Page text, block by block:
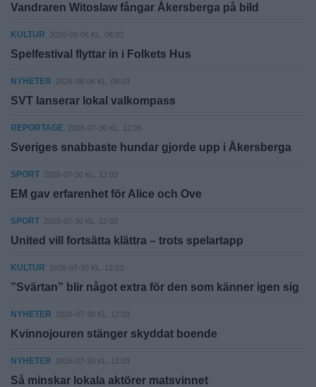
Vandraren Witoslaw fångar Åkersberga på bild
KULTUR 2026-08-06 KL. 08:03
Spelfestival flyttar in i Folkets Hus
NYHETER 2026-08-06 KL. 08:03
SVT lanserar lokal valkompass
REPORTAGE 2026-07-30 KL. 12:05
Sveriges snabbaste hundar gjorde upp i Åkersberga
SPORT 2026-07-30 KL. 12:03
EM gav erfarenhet för Alice och Ove
SPORT 2026-07-30 KL. 12:03
United vill fortsätta klättra – trots spelartapp
KULTUR 2026-07-30 KL. 12:03
”Svärtan” blir något extra för den som känner igen sig
NYHETER 2026-07-30 KL. 12:03
Kvinnojouren stänger skyddat boende
NYHETER 2026-07-30 KL. 12:03
Så minskar lokala aktörer matsvinnet